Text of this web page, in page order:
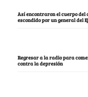
Así encontraron el cuerpo del
escondido por un general del
Regresar a la radio para
contra la depresión